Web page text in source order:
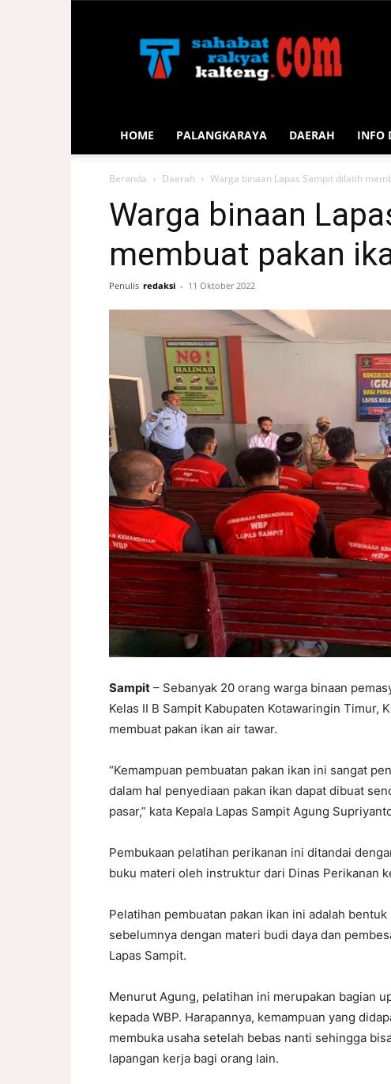
Rakyat
Kalteng
HOME PALANGKARAYA DAERAH INFO
Beranda Daerah Warga binaan Lapas Sampit dilatih
Warga binaan
membuat pakan
Penulis redaksi - 11 Oktober 2022
Sampit – Sebanyak 20 orang warga binaan
Kelas II B Sampit Kabupaten Kotawaringin Timur,
membuat pakan ikan air tawar.
“Kemampuan pembuatan pakan ikan ini sangat
dalam hal penyediaan pakan ikan dapat dibuat
pasar,” kata Kepala Lapas Sampit Agung
Pembukaan pelatihan perikanan ini ditandai
buku materi oleh instruktur dari Dinas Perikanan
Pelatihan pembuatan pakan ikan ini adalah
sebelumnya dengan materi budi daya dan
Lapas Sampit.
Menurut Agung, pelatihan ini merupakan bagian
kepada WBP. Harapannya, kemampuan yang
membuka usaha setelah bebas nanti sehingga
lapangan kerja bagi orang lain.